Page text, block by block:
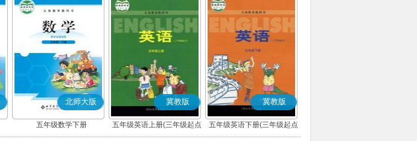
北师大版
五年级数学下册
冀教版
五年级英语上册(三年级起点)
冀教版
五年级英语下册(三年级起点)